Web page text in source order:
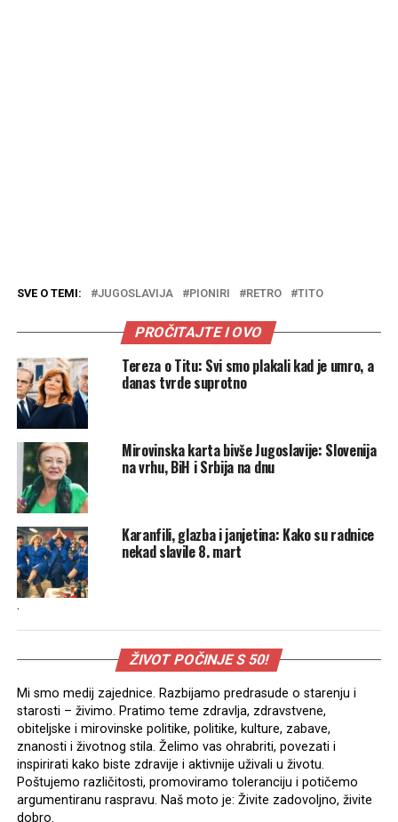
SVE O TEMI: JUGOSLAVIJA PIONIRI RETRO TITO
PROČITAJTE I OVO
Tereza o Titu: Svi smo plakali kad je umro, a
danas tvrde suprotno
Mirovinska karta bivše Jugoslavije: Slovenija
na vrhu, BiH i Srbija na dnu
Karanfili, glazba i janjetina: Kako su radnice
nekad slavile 8. mart
.
ŽIVOT POČINJE S 50!
Mi smo medij zajednice. Razbijamo predrasude o starenju i
starosti – živimo. Pratimo teme zdravlja, zdravstvene,
obiteljske i mirovinske politike, politike, kulture, zabave,
znanosti i životnog stila. Želimo vas ohrabriti, povezati i
inspirirati kako biste zdravije i aktivnije uživali u životu.
Poštujemo različitosti, promoviramo toleranciju i potičemo
argumentiranu raspravu. Naš moto je: Živite zadovoljno, živite
dobro.